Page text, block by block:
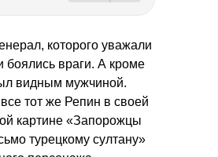
которого уважали
боялись враги. А кроме
видным мужчиной.
тот же Репин в своей
картине «Запорожцы
турецкому султану»